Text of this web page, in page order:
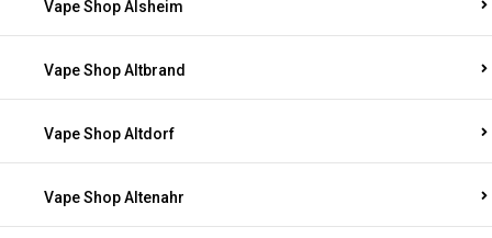
Vape Shop Alsheim
Vape Shop Altbrand
Vape Shop Altdorf
Vape Shop Altenahr